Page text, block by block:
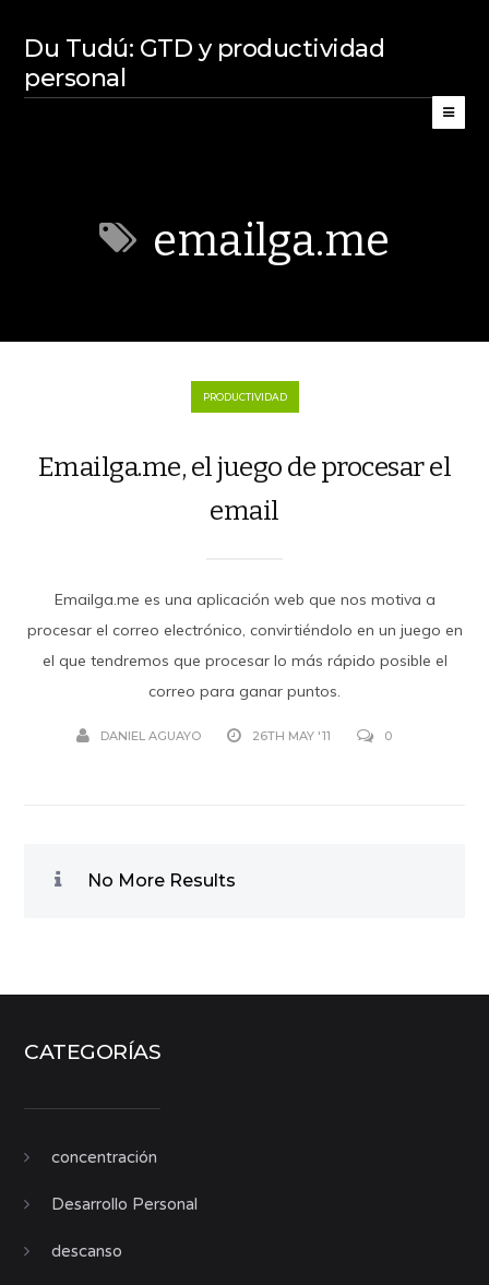
Du Tudú: GTD y productividad
personal
emailga.me
PRODUCTIVIDAD
Emailga.me, el juego de procesar el
email
Emailga.me es una aplicación web que nos motiva a
procesar el correo electrónico, convirtiéndolo en un juego en
el que tendremos que procesar lo más rápido posible el
correo para ganar puntos.
DANIEL AGUAYO 26TH MAY '11 0
No More Results
CATEGORÍAS
concentración
Desarrollo Personal
descanso